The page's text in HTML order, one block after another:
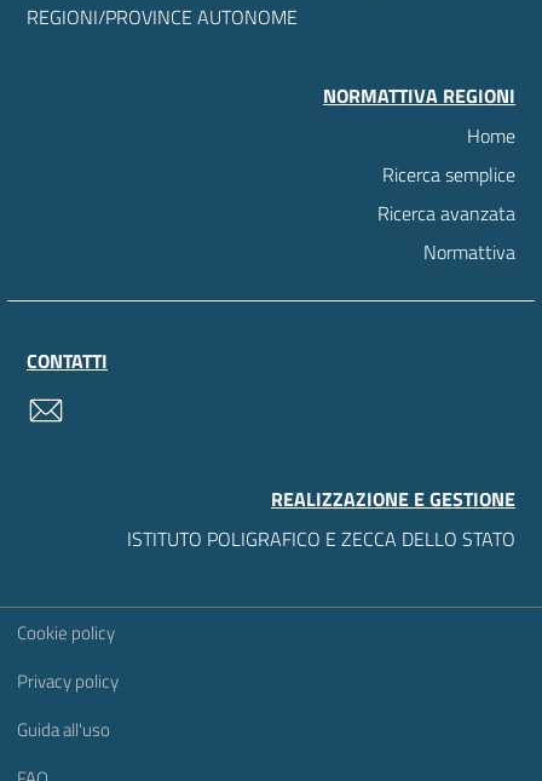
REGIONI/PROVINCE AUTONOME
NORMATTIVA REGIONI
Home
Ricerca semplice
Ricerca avanzata
Normattiva
CONTATTI
REALIZZAZIONE E GESTIONE
ISTITUTO POLIGRAFICO E ZECCA DELLO STATO
Sezione Link Utili
Cookie policy
Privacy policy
Guida all'uso